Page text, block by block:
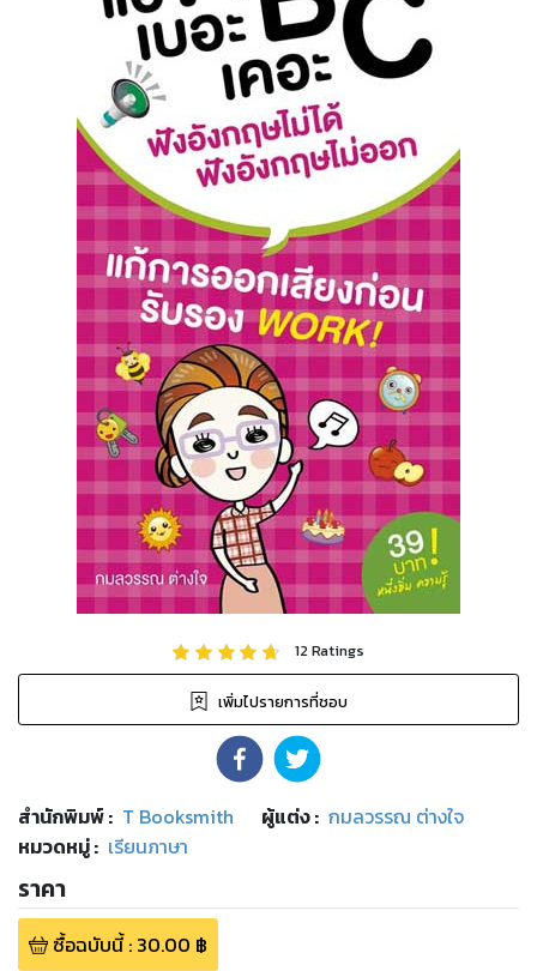
12Ratings
เพิ่มไปรายการที่ชอบ
สำนักพิมพ์: T Booksmith ผู้แต่ง : กมลวรรณ ต่างใจ
หมวดหมู่: เรียนภาษา
ราคา
ซื้อฉบับนี้: 30.00 ฿